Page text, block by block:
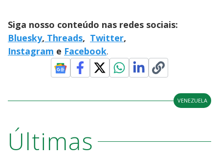
Siga nosso conteúdo nas redes sociais:
Bluesky, Threads, Twitter,
Instagram e Facebook.
VENEZUELA
Últimas